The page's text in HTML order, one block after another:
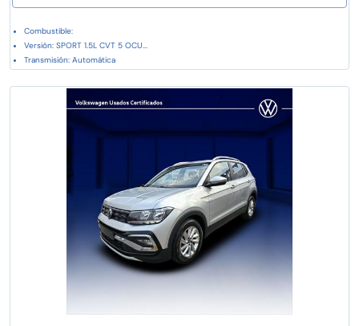
Combustible:
Versión: SPORT 1.5L CVT 5 OCU...
Transmisión: Automática